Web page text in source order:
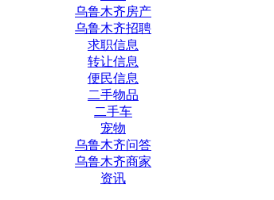
乌鲁木齐房产
乌鲁木齐招聘
求职信息
转让信息
便民信息
二手物品
二手车
宠物
乌鲁木齐问答
乌鲁木齐商家
资讯